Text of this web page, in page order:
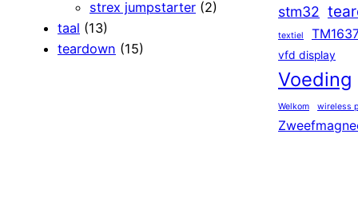
strex jumpstarter (2)
taal (13)
teardown (15)
stm32
textiel
vfd display
Voeding
Welkom wireless